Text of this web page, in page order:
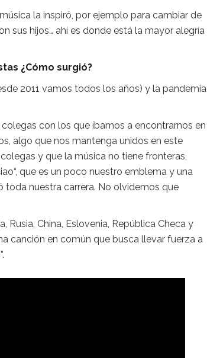
la inspiró, por ejemplo para cambiar de
sus hijos… ahí es donde está la mayor alegría
¿Cómo surgió?
2011 vamos todos los años) y la pandemia
con los que íbamos a encontrarnos en
algo que nos mantenga unidos en este
y que la música no tiene fronteras,
que es un poco nuestro emblema y una
nuestra carrera. No olvidemos que
Rusia, China, Eslovenia, República Checa y
canción en común que busca llevar fuerza a